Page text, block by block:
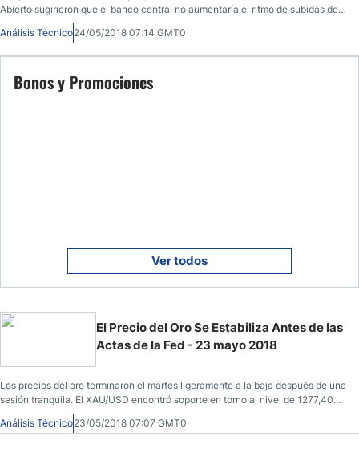
Abierto sugirieron que el banco central no aumentaría el ritmo de subidas de
Análisis Técnico24/05/2018 07:14 GMT0
Bonos y Promociones
Ver todos
El Precio del Oro Se Estabiliza Antes de las
Actas de la Fed - 23 mayo 2018
Los precios del oro terminaron el martes ligeramente a la baja después de una
sesión tranquila. El XAU/USD encontró soporte en torno al nivel de 1277,40
Análisis Técnico23/05/2018 07:07 GMT0